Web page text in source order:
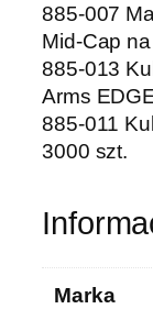
885-007
Mid-Cap
885-013
Arms
885-011
3000 szt.
Marka